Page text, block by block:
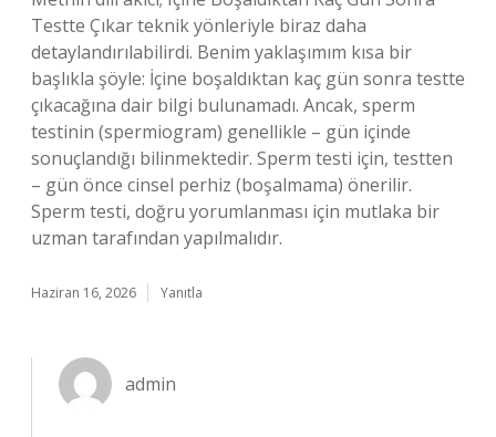
Testte Çıkar teknik yönleriyle biraz daha
detaylandırılabilirdi. Benim yaklaşımım kısa bir
başlıkla şöyle: İçine boşaldıktan kaç gün sonra testte
çıkacağına dair bilgi bulunamadı. Ancak, sperm
testinin (spermiogram) genellikle – gün içinde
sonuçlandığı bilinmektedir. Sperm testi için, testten
– gün önce cinsel perhiz (boşalmama) önerilir.
Sperm testi, doğru yorumlanması için mutlaka bir
uzman tarafından yapılmalıdır.
Haziran 16, 2026 Yanıtla
admin